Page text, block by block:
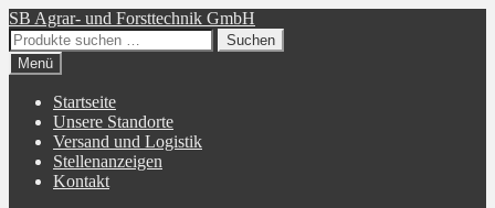
Zur
Navigation
springen
Zum
Inhalt
springen
SB Agrar- und Forsttechnik GmbH
Suchen
nach:
Suchen
Menü
Startseite
Unsere Standorte
Versand und Logistik
Stellenanzeigen
Kontakt